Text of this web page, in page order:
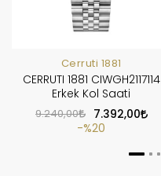
Cerruti 1881
CERRUTI 1881 CIWGH2117114
Erkek Kol Saati
9.240,00
7.392,00
%20